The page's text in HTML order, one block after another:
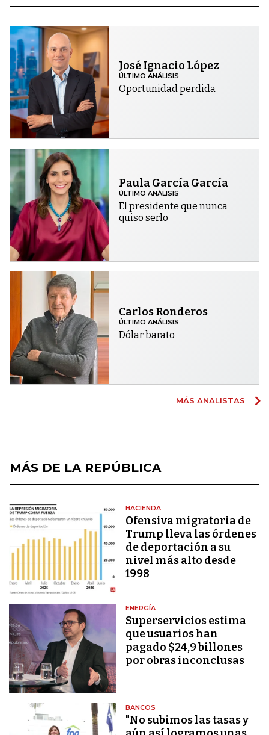
José Ignacio López
ÚLTIMO ANÁLISIS
Oportunidad perdida
Paula García García
ÚLTIMO ANÁLISIS
El presidente que nunca
quiso serlo
Carlos Ronderos
ÚLTIMO ANÁLISIS
Dólar barato
MÁS ANALISTAS
MÁS DE LA REPÚBLICA
HACIENDA
Ofensiva migratoria de
Trump lleva las órdenes
de deportación a su
nivel más alto desde
1998
ENERGÍA
Superservicios estima
que usuarios han
pagado $24,9 billones
por obras inconclusas
BANCOS
"No subimos las tasas y